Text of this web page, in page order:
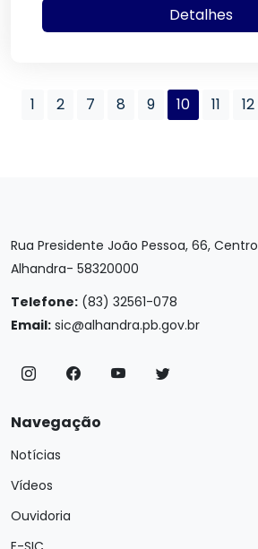
Detalhes
1 2 7 8 9 10 11 12
Rua Presidente João Pessoa, 66, Centro
Alhandra- 58320000
Telefone: (83) 32561-078
Email: sic@alhandra.pb.gov.br
Navegação
Notícias
Vídeos
Ouvidoria